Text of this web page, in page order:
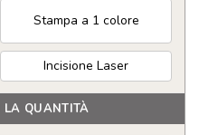
Stampa a 1 colore
Incisione Laser
LA QUANTITÀ